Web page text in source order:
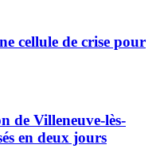
cellule de crise pour
de Villeneuve-lès-
en deux jours